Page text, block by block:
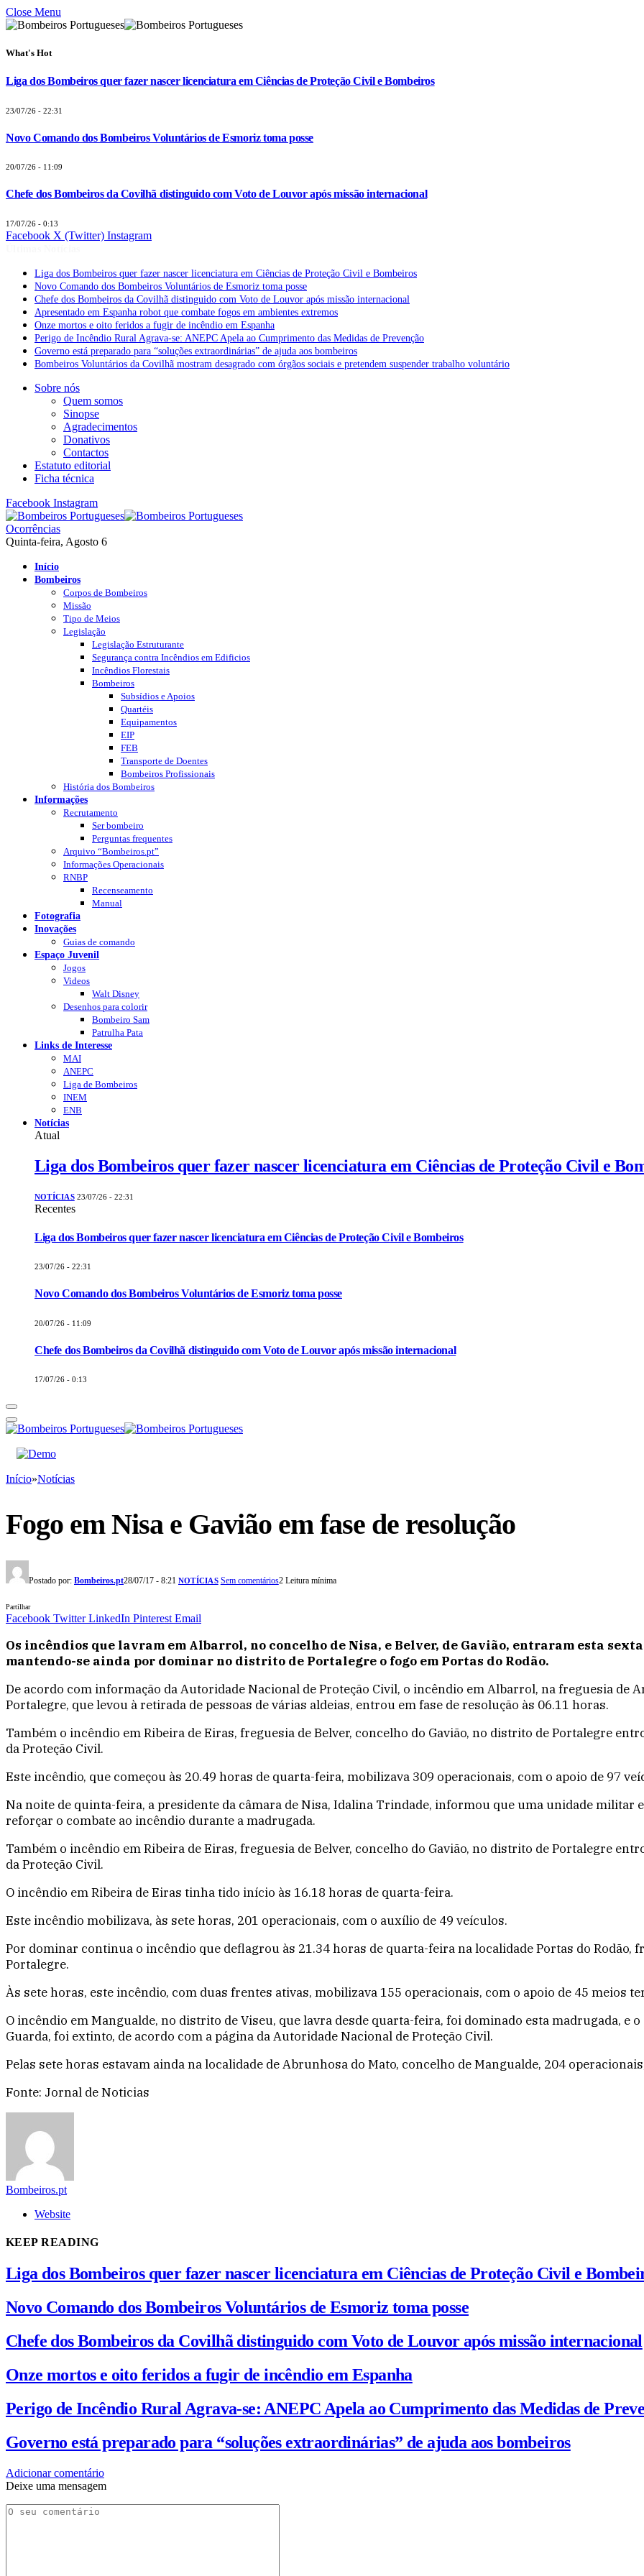
Close Menu
What's Hot
Liga dos Bombeiros quer fazer nascer licenciatura em Ciências de Proteção Civil e Bombeiros
23/07/26 - 22:31
Novo Comando dos Bombeiros Voluntários de Esmoriz toma posse
20/07/26 - 11:09
Chefe dos Bombeiros da Covilhã distinguido com Voto de Louvor após missão internacional
17/07/26 - 0:13
Facebook X (Twitter) Instagram
Liga dos Bombeiros quer fazer nascer licenciatura em Ciências de Proteção Civil e Bombeiros
Novo Comando dos Bombeiros Voluntários de Esmoriz toma posse
Chefe dos Bombeiros da Covilhã distinguido com Voto de Louvor após missão internacional
Apresentado em Espanha robot que combate fogos em ambientes extremos
Onze mortos e oito feridos a fugir de incêndio em Espanha
Perigo de Incêndio Rural Agrava-se: ANEPC Apela ao Cumprimento das Medidas de Prevenção
Governo está preparado para “soluções extraordinárias” de ajuda aos bombeiros
Bombeiros Voluntários da Covilhã mostram desagrado com órgãos sociais e pretendem suspender trabalho voluntário
Sobre nós
Quem somos
Sinopse
Agradecimentos
Donativos
Contactos
Estatuto editorial
Ficha técnica
Facebook Instagram
Ocorrências
Quinta-feira, Agosto 6
Início
Bombeiros
Corpos de Bombeiros
Missão
Tipo de Meios
Legislação
Legislação Estruturante
Segurança contra Incêndios em Edificios
Incêndios Florestais
Bombeiros
Subsídios e Apoios
Quartéis
Equipamentos
EIP
FEB
Transporte de Doentes
Bombeiros Profissionais
História dos Bombeiros
Informações
Recrutamento
Ser bombeiro
Perguntas frequentes
Arquivo “Bombeiros.pt”
Informações Operacionais
RNBP
Recenseamento
Manual
Fotografia
Inovações
Guias de comando
Espaço Juvenil
Jogos
Videos
Walt Disney
Desenhos para colorir
Bombeiro Sam
Patrulha Pata
Links de Interesse
MAI
ANEPC
Liga de Bombeiros
INEM
ENB
Notícias
Atual
Liga dos Bombeiros quer fazer nascer licenciatura em Ciências de Proteção Civil e
NOTÍCIAS 23/07/26 - 22:31
Recentes
Liga dos Bombeiros quer fazer nascer licenciatura em Ciências de Proteção Civil e Bombeiros
23/07/26 - 22:31
Novo Comando dos Bombeiros Voluntários de Esmoriz toma posse
20/07/26 - 11:09
Chefe dos Bombeiros da Covilhã distinguido com Voto de Louvor após missão internacional
17/07/26 - 0:13
Início»Notícias
Fogo em Nisa e Gavião em fase de resolução
Postado por: Bombeiros.pt28/07/17 - 8:21 NOTÍCIAS Sem comentários2 Leitura mínima
Partilhar
Facebook Twitter LinkedIn Pinterest Email
Os incêndios que lavram em Albarrol, no concelho de Nisa, e Belver, de Gavião, entraram esta
mantendo-se ainda por dominar no distrito de Portalegre o fogo em Portas do Rodão.
De acordo com informação da Autoridade Nacional de Proteção Civil, o incêndio em Albarrol, na freguesia de
Portalegre, que levou à retirada de pessoas de várias aldeias, entrou em fase de resolução às 06.11 horas.
Também o incêndio em Ribeira de Eiras, freguesia de Belver, concelho do Gavião, no distrito de Portalegre
da Proteção Civil.
Este incêndio, que começou às 20.49 horas de quarta-feira, mobilizava 309 operacionais, com o apoio de 97
Na noite de quinta-feira, a presidente da câmara de Nisa, Idalina Trindade, informou que uma unidade militar
reforçar o combate ao incêndio durante a madrugada.
Também o incêndio em Ribeira de Eiras, freguesia de Belver, concelho do Gavião, no distrito de Portalegre
da Proteção Civil.
O incêndio em Ribeira de Eiras tinha tido início às 16.18 horas de quarta-feira.
Este incêndio mobilizava, às sete horas, 201 operacionais, com o auxílio de 49 veículos.
Por dominar continua o incêndio que deflagrou às 21.34 horas de quarta-feira na localidade Portas do Rodão,
Portalegre.
Às sete horas, este incêndio, com duas frentes ativas, mobilizava 155 operacionais, com o apoio de 45 meios
O incêndio em Mangualde, no distrito de Viseu, que lavra desde quarta-feira, foi dominado esta madrugada, e
Guarda, foi extinto, de acordo com a página da Autoridade Nacional de Proteção Civil.
Pelas sete horas estavam ainda na localidade de Abrunhosa do Mato, concelho de Mangualde, 204
Fonte: Jornal de Noticias
Bombeiros.pt
Website
KEEP READING
Liga dos Bombeiros quer fazer nascer licenciatura em Ciências de Proteção Civil e
Novo Comando dos Bombeiros Voluntários de Esmoriz toma posse
Chefe dos Bombeiros da Covilhã distinguido com Voto de Louvor após missão internacional
Onze mortos e oito feridos a fugir de incêndio em Espanha
Perigo de Incêndio Rural Agrava-se: ANEPC Apela ao Cumprimento das Medidas de
Governo está preparado para “soluções extraordinárias” de ajuda aos bombeiros
Adicionar comentário
Deixe uma mensagem